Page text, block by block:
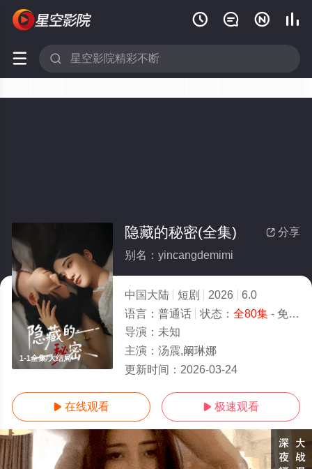
   
 
1-1全集/大结局
 分享
隐藏的秘密(全集)
别名：yincangdemimi
中国大陆 短剧 2026
6.0
语言： 普通话 状态： 全80集- 免费在线观看
导演： 未知
主演： 汤震,阚琳娜
更新时间： 2026-03-24
 在线观看  极速观看